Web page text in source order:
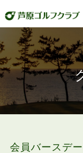
ホーム
海コース
湖コース
プレー予約
会員バースデ